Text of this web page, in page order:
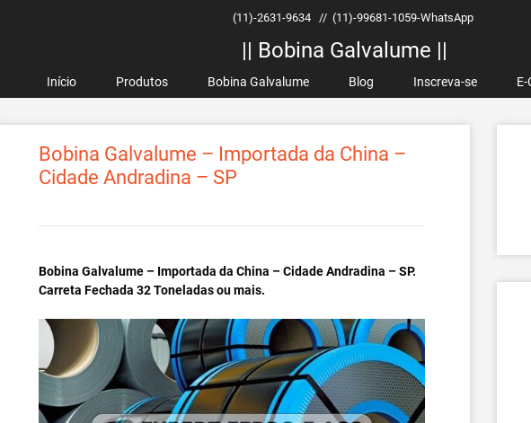
(11)-2631-9634 // (11)-99681-1059-WhatsApp
|| Bobina Galvalume ||
Início Produtos Bobina Galvalume Blog Inscreva-se
Bobina Galvalume – Importada da China –
Cidade Andradina – SP
Bobina Galvalume – Importada da China – Cidade Andradina – SP.
Carreta Fechada 32 Toneladas ou mais.